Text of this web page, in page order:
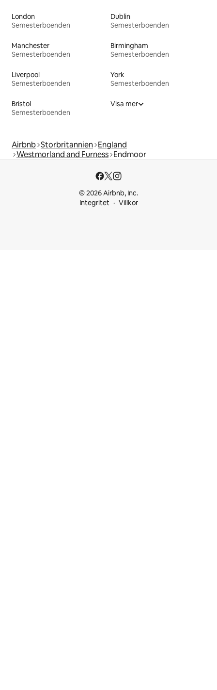
London
Semesterboenden
Dublin
Semesterboenden
Manchester
Semesterboenden
Birmingham
Semesterboenden
Liverpool
Semesterboenden
York
Semesterboenden
Bristol
Semesterboenden
Visa mer
Airbnb Storbritannien England
Westmorland and Furness Endmoor
© 2026 Airbnb, Inc.
Integritet
Villkor